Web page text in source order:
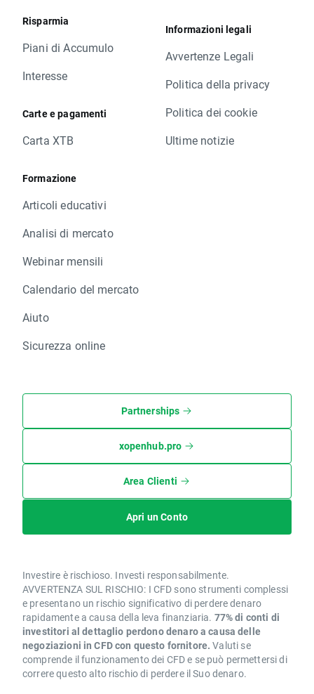
Risparmia
Piani di Accumulo
Interesse
Carte e pagamenti
Carta XTB
Formazione
Articoli educativi
Analisi di mercato
Webinar mensili
Calendario del mercato
Aiuto
Sicurezza online
Informazioni legali
Avvertenze Legali
Politica della privacy
Politica dei cookie
Ultime notizie
Partnerships
xopenhub.pro
Area Clienti
Apri un Conto
Investire è rischioso. Investi responsabilmente.
AVVERTENZA SUL RISCHIO: I CFD sono strumenti complessi
e presentano un rischio significativo di perdere denaro
rapidamente a causa della leva finanziaria. 77% di conti di
investitori al dettaglio perdono denaro a causa delle
negoziazioni in CFD con questo fornitore. Valuti se
comprende il funzionamento dei CFD e se può permettersi di
correre questo alto rischio di perdere il Suo denaro.